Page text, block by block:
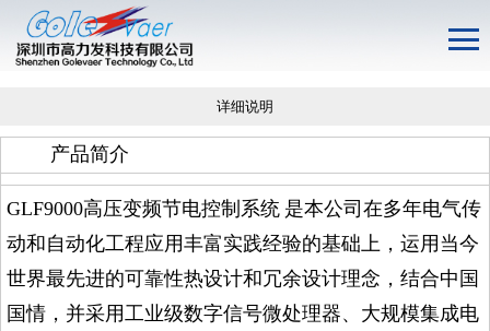
详细说明
产品简介
GLF9000高压变频节电控制系统 是本公司在多年电气传
动和自动化工程应用丰富实践经验的基础上，运用当今
世界最先进的可靠性热设计和冗余设计理念，结合中国
国情，并采用工业级数字信号微处理器、大规模集成电